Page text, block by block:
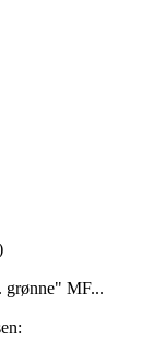
grønne" MF...